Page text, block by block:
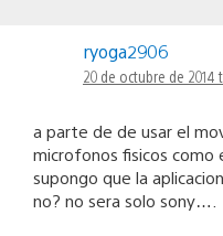
ryoga2906
20 de octubre de
a parte de de usar el
microfonos fisicos como
supongo que la
no? no sera solo sony….